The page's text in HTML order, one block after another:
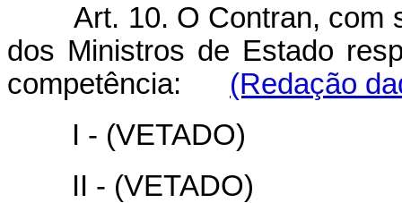
Art. 10. O Contran, com
dos Ministros de Estado
competência: (Redação
I - (VETADO)
II - (VETADO)